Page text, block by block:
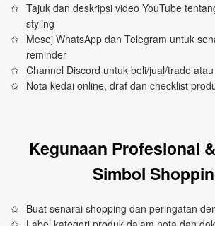
Tajuk dan deskripsi video YouTube
styling
Mesej WhatsApp dan Telegram untuk
reminder
Channel Discord untuk beli/jual/trade
Nota kedai online, draf dan checklist
Kegunaan Profesional
Simbol
Buat senarai shopping dan peringatan